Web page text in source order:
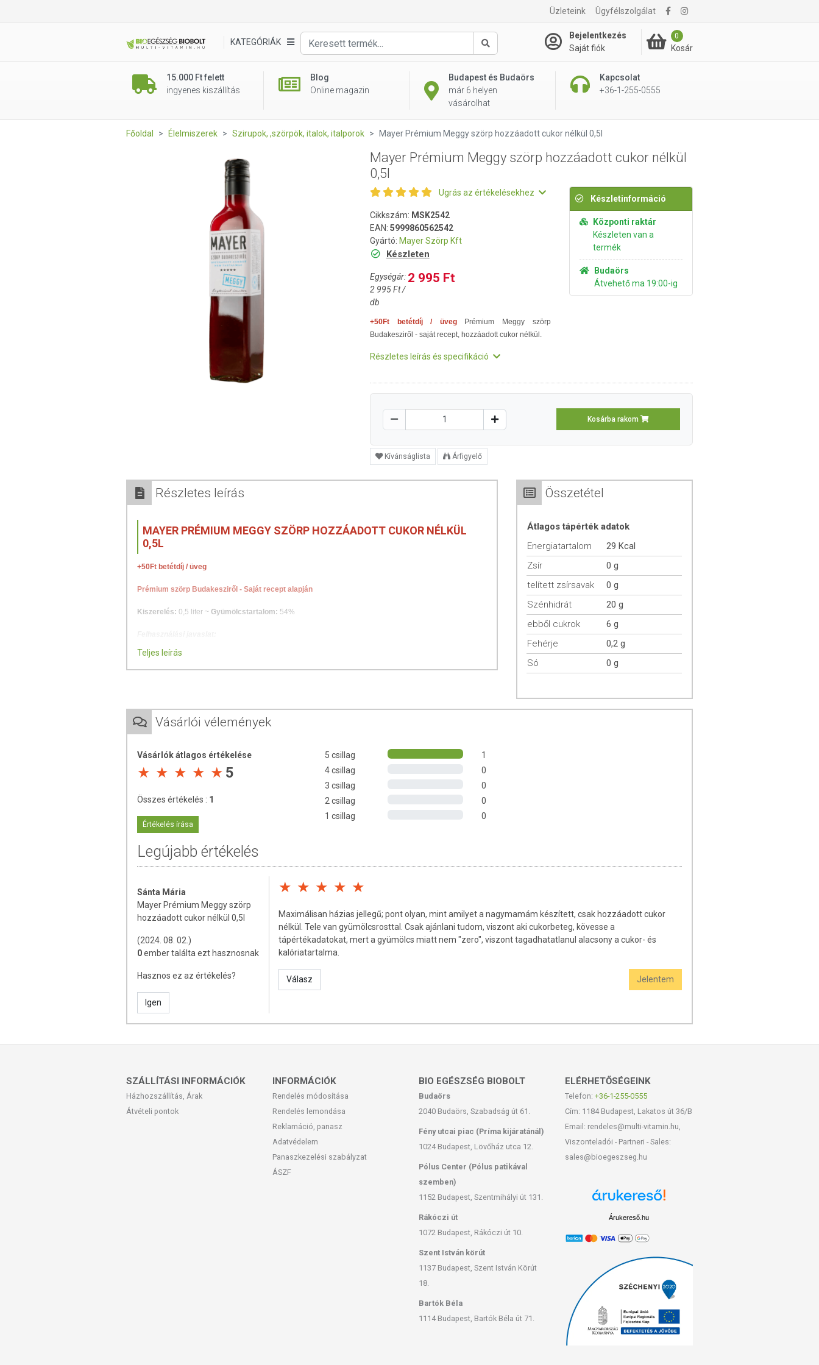
Üzleteink Ügyfélszolgálat
KATEGÓRIÁK
Keresés
Bejelentkezés
Saját fiók
0
Kosár
15.000 Ft felett
ingyenes kiszállítás
Blog
Online magazin
Budapest és Budaörs
már 6 helyen
vásárolhat
Kapcsolat
+36-1-255-0555
2 995 Ft
Egységár:
2 995 Ft /
Főoldal Élelmiszerek Szirupok, ,szörpök, italok, italporok Mayer Prémium Meggy szörp hozzáadott cukor nélkül 0,5l
Mayer Prémium Meggy szörp hozzáadott cukor nélkül
0,5l
Ugrás az értékelésekhez
Cikkszám: MSK2542
EAN: 5999860562542
Gyártó: Mayer Szörp Kft
Készleten
2 995 Ft
Egységár:
2 995 Ft /
db
+50Ft betétdíj / üvegPrémium Meggy szörp
Budakesziről - saját recept, hozzáadott cukor nélkül.
Részletes leírás és specifikáció
Készletinformáció
Központi raktár
Készleten van a
termék
Budaörs
Átvehető ma 19:00-ig
Kosárba rakom
Kívánságlista Árfigyelő
Részletes leírás
MAYER PRÉMIUM MEGGY SZÖRP HOZZÁADOTT CUKOR NÉLKÜL
0,5L
+50Ft betétdíj / üveg
Prémium szörp Budakesziről - Saját recept alapján
Kiszerelés: 0,5 liter ~ Gyümölcstartalom: 54%
szénsavas és szénsavmentes szörpként
limonádéként
ízesített fröccshöz
süteményekhez / sütemény öntetként
forró csokoládéhoz
meggy 45%, víz, erytvia (erytritol, steviol glikozid), citromlé(sűrítményből) 9%
Hozzáadott cukor nélkül készült termék!
Földimogyorót és dióféléket is felhasználó üzemben készült.
A specifikációban szereplő adatok 100 g termékre vonatkoznak! (Nettó súly: 0,5 l / 530 g)
Tartósítószert nem tartalmaz, felbontás után hűtőben tárolja és 2 héten belül fogyassza el!
Használat előtt felrázandó.
Teljes leírás
Összetétel
Átlagos tápérték adatok
Energiatartalom
29 Kcal
Zsír
0 g
telített zsírsavak
0 g
Szénhidrát
20 g
ebből cukrok
6 g
Fehérje
0,2 g
Só
0 g
Vásárlói vélemények
Vásárlók átlagos értékelése
5
Összes értékelés : 1
Értékelés írása
5 csillag
1
4 csillag
0
3 csillag
0
2 csillag
0
1 csillag
0
Legújabb értékelés
Sánta Mária
Mayer Prémium Meggy szörp
hozzáadott cukor nélkül 0,5l
(2024. 08. 02.)
0ember találta ezt hasznosnak
Hasznos ez az értékelés?
Igen
Maximálisan házias jellegű; pont olyan, mint amilyet a nagymamám készített, csak hozzáadott cukor
nélkül. Tele van gyümölcsrosttal. Csak ajánlani tudom, viszont aki cukorbeteg, kövesse a
tápértékadatokat, mert a gyümölcs miatt nem "zero", viszont tagadhatatlanul alacsony a cukor- és
kalóriatartalma.
Válasz Jelentem
SZÁLLÍTÁSI INFORMÁCIÓK
Házhozszállítás, Árak
Átvételi pontok
INFORMÁCIÓK
Rendelés módosítása
Rendelés lemondása
Reklamáció, panasz
Adatvédelem
Panaszkezelési szabályzat
ÁSZF
BIO EGÉSZSÉG BIOBOLT
Budaörs
2040 Budaörs, Szabadság út 61.
Fény utcai piac (Príma kijáratánál)
1024 Budapest, Lövőház utca 12.
Pólus Center (Pólus patikával
szemben)
1152 Budapest, Szentmihályi út 131.
Rákóczi út
1072 Budapest, Rákóczi út 10.
Szent István körút
1137 Budapest, Szent István Körút
18.
Bartók Béla
1114 Budapest, Bartók Béla út 71.
ELÉRHETŐSÉGEINK
Telefon: +36-1-255-0555
Cím: 1184 Budapest, Lakatos út 36/B
Email: rendeles@multi-vitamin.hu,
Viszonteladói - Partneri - Sales:
sales@bioegeszseg.hu
Árukereső.hu